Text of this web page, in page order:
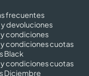
frecuentes
devoluciones
y condiciones
y condiciones cuotas
Black
y condiciones cuotas
Diciembre